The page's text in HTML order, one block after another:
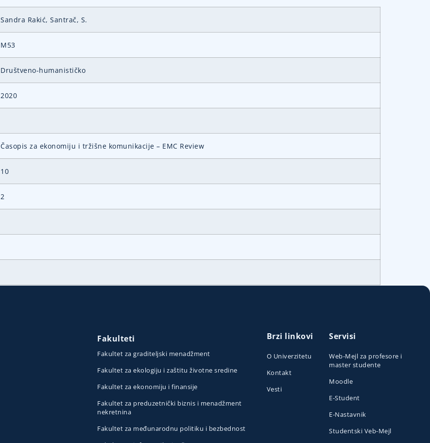
Sandra Rakić, Santrač, S.
M53
Društveno-humanističko
2020
Časopis za ekonomiju i tržišne komunikacije – EMC Review
10
2
Fakulteti
Fakultet za graditeljski menadžment
Fakultet za ekologiju i zaštitu životne sredine
Fakultet za ekonomiju i finansije
Fakultet za preduzetnički biznis i menadžment
nekretnina
Fakultet za međunarodnu politiku i bezbednost
Brzi linkovi
O Univerzitetu
Kontakt
Vesti
Servisi
Web-Mejl za profesore i
master studente
Moodle
E-Student
E-Nastavnik
Studentski Veb-Mejl